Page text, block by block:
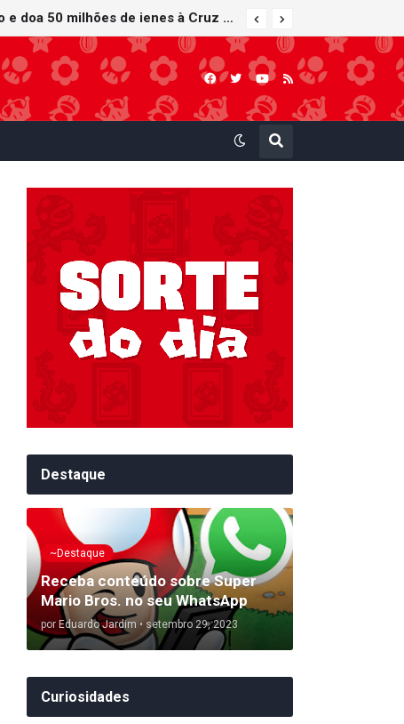
Nintendo oferece reparos gratuitos às vítimas do terremoto de Kumamoto e doa 50 milhões de ienes à Cruz Vermelha
Destaque
~Destaque
Receba conteúdo sobre Super
Mario Bros. no seu WhatsApp
por Eduardo Jardim • setembro 29, 2023
Curiosidades